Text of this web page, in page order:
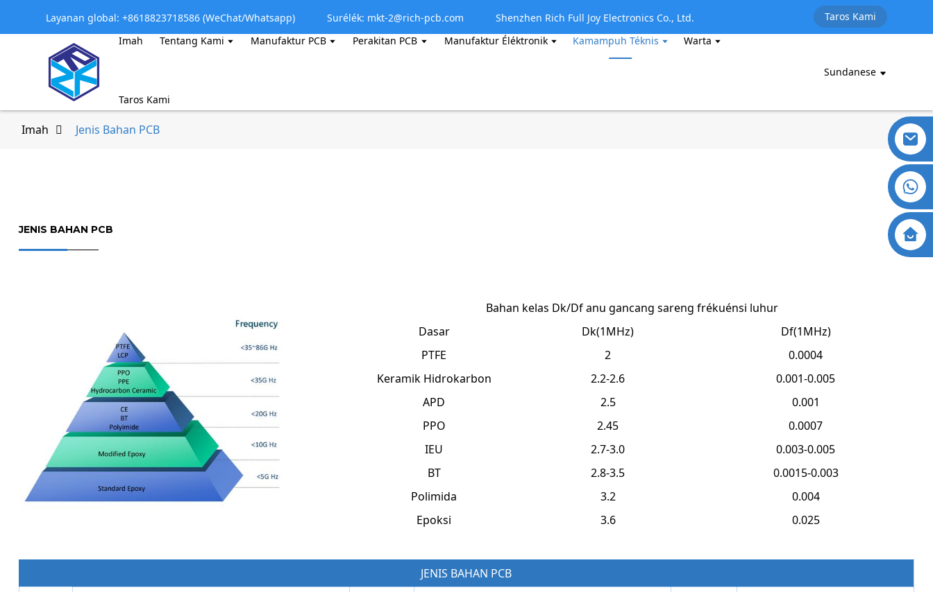
Layanan global: +8618823718586 (WeChat/Whatsapp) Surélék: mkt-2@rich-pcb.com Shenzhen Rich Full Joy Electronics Co., Ltd.
Taros Kami
Imah
Tentang Kami Manufaktur PCB Perakitan PCB Manufaktur Éléktronik Kamampuh Téknis Warta
Taros Kami
Sundanese
Imah Jenis Bahan PCB
JENIS BAHAN PCB
Bahan kelas Dk/Df anu gancang sareng frékuénsi luhur
Dasar
Dk(1MHz)
Df(1MHz)
PTFE
2
0.0004
Keramik Hidrokarbon
2.2-2.6
0.001-0.005
APD
2.5
0.001
PPO
2.45
0.0007
IEU
2.7-3.0
0.003-0.005
BT
2.8-3.5
0.0015-0.003
Polimida
3.2
0.004
Epoksi
3.6 0.025
JENIS BAHAN PCB